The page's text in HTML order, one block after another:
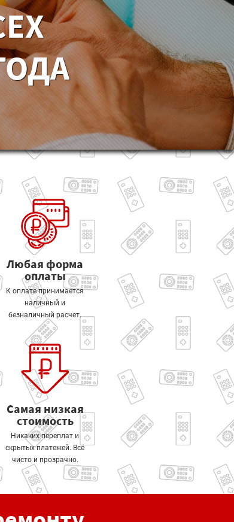
Любая форма
оплаты
К оплате принимается
наличный и
безналичный расчет.
Самая низкая
стоимость
Никаких переплат и
скрытых платежей. Всё
чисто и прозрачно.